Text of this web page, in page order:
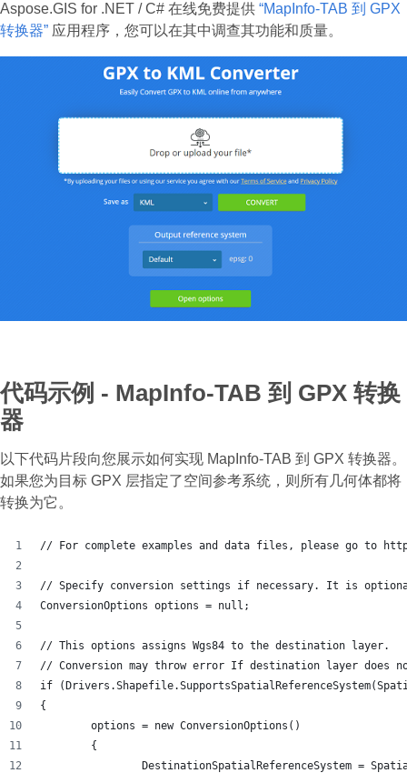
Aspose.GIS for .NET / C# 在线免费提供 “MapInfo-TAB 到 GPX
转换器” 应用程序，您可以在其中调查其功能和质量。
代码示例 - MapInfo-TAB 到 GPX 转换
器
以下代码片段向您展示如何实现 MapInfo-TAB 到 GPX 转换器。
如果您为目标 GPX 层指定了空间参考系统，则所有几何体都将
转换为它。
// For complete examples and data files, please go to
// Specify conversion settings if necessary. It is
ConversionOptions options = null;
// This options assigns Wgs84 to the destination layer.
// Conversion may throw error If destination layer does
if
{
	options = new ConversionOptions()
	{
DestinationSpatialReferenceSystem =